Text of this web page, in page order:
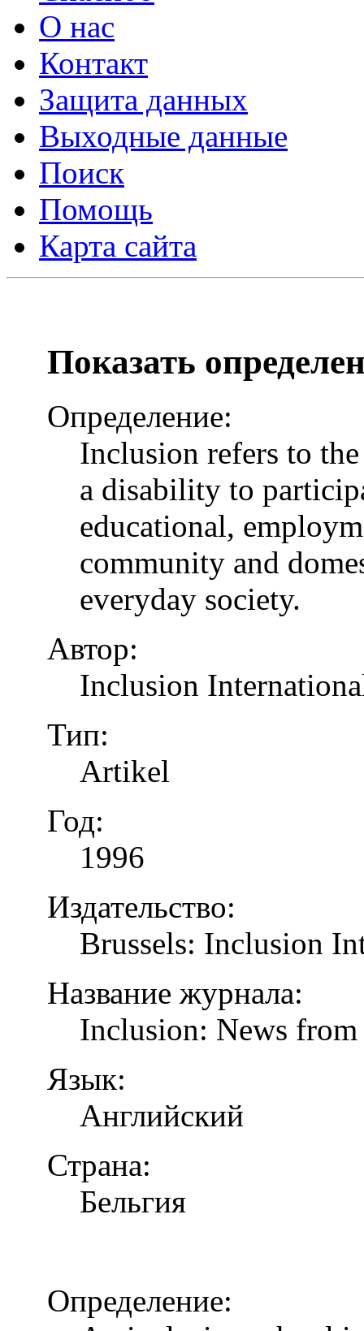
О нас
Контакт
Защита данных
Выходные данные
Поиск
Помощь
Карта сайта
Показать
Определение:
Inclusion refers to
a disability to
educational,
community and
everyday society.
Автор:
Inclusion
Тип:
Artikel
Год:
1996
Издательство:
Brussels: Inclusion
Название журнала:
Inclusion: News
Язык:
Английский
Страна:
Бельгия
Определение: